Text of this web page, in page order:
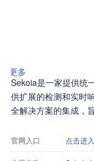
更多
Sekoia是一家提供统
供扩展的检测和实时
全解决方案的集成，
官网入口 点击进入